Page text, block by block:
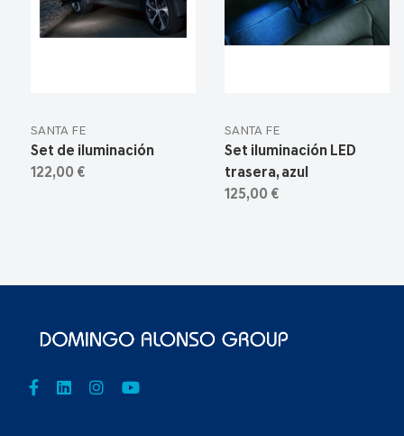
SANTA FE
Set de iluminación
122,00 €
SANTA FE
Set iluminación LED
trasera, azul
125,00 €